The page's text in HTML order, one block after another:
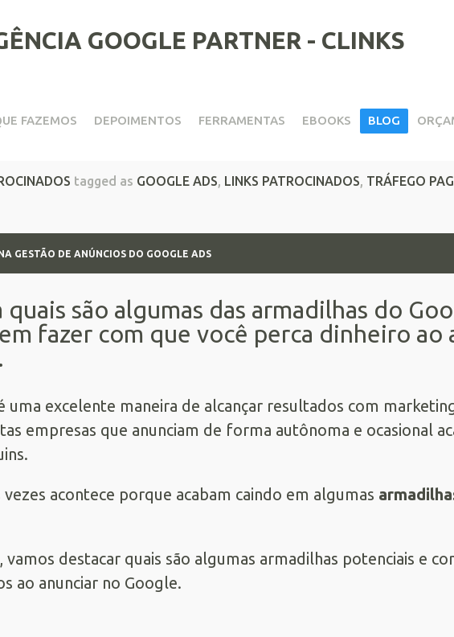
FAZEMOS DEPOIMENTOS FERRAMENTAS EBOOKS BLOG
de anúncios do Google Ads
tagged as GOOGLE ADS, LINKS PATROCINADOS, TRÁFEGO
GESTÃO DE ANÚNCIOS DO GOOGLE ADS
quais são algumas das armadilhas do
fazer com que você perca dinheiro ao
uma excelente maneira de alcançar resultados com
empresas que anunciam de forma autônoma e ocasional
vezes acontece porque acabam caindo em algumas
vamos destacar quais são algumas armadilhas potenciais e
ao anunciar no Google.